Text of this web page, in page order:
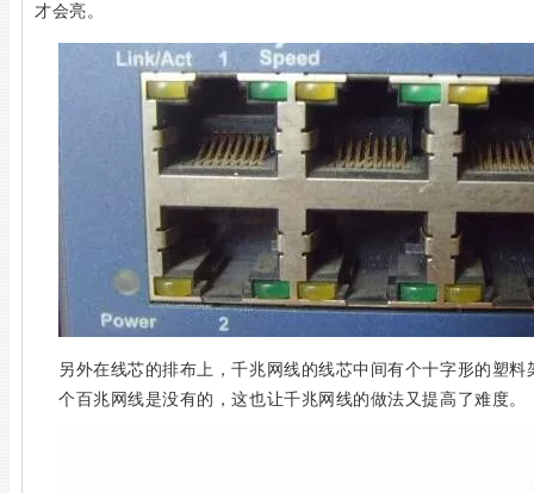
才会亮。
另外在线芯的排布上，千兆网线的线芯中间有个十字形的塑
个百兆网线是没有的，这也让千兆网线的做法又提高了难度。